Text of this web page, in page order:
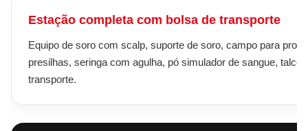
Estação completa com bolsa de transporte
Equipo de soro com scalp, suporte de soro, campo para
presilhas, seringa com agulha, pó simulador de sangue, talco
transporte.